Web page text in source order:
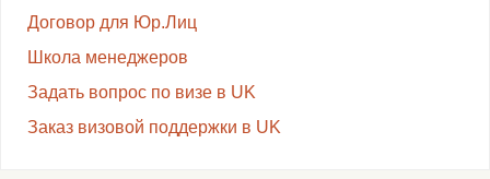
Договор для Юр.Лиц
Школа менеджеров
Задать вопрос по визе в UK
Заказ визовой поддержки в UK